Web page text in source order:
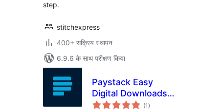
step.
stitchexpress
400+ सक्रिय स्थापन
6.9.6 के साथ परीक्षण किया
Paystack Easy
Digital Downloads
Payment Gateway
(1 कुल
दर)